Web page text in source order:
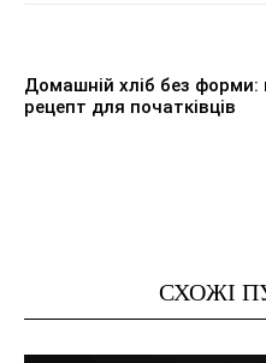
Домашній хліб без форми:
рецепт для початківців
СХОЖІ